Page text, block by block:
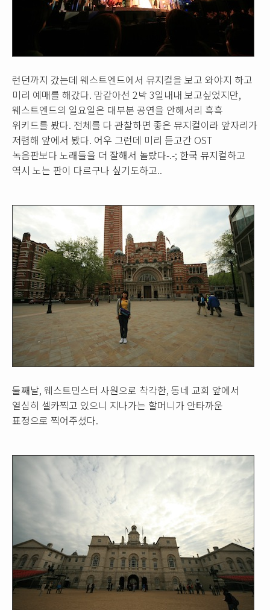
런던까지 갔는데 웨스트엔드에서 뮤지컬을 보고 와야지 하고
미리 예매를 해갔다. 맘같아선 2박 3일내내 보고싶었지만,
웨스트엔드의 일요일은 대부분 공연을 안해서리 흑흑
위키드를 봤다. 전체를 다 관찰하면 좋은 뮤지컬이라 앞자리가
저렴해 앞에서 봤다. 어우 그런데 미리 듣고간 OST
녹음판보다 노래들을 더 잘해서 놀랐다-.-; 한국 뮤지컬하고
역시 노는 판이 다르구나 싶기도하고..
둘째날, 웨스트민스터 사원으로 착각한, 동네 교회 앞에서
열심히 셀카찍고 있으니 지나가는 할머니가 안타까운
표정으로 찍어주셨다.